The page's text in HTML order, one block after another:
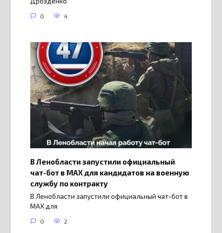
0 4
В Ленобласти запустили официальный
чат-бот в МАХ для кандидатов на военную
службу по контракту
В Ленобласти запустили официальный чат-бот в
МАХ для
0 2